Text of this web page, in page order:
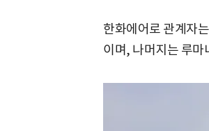
한화에어로 관계자
이며, 나머지는 루